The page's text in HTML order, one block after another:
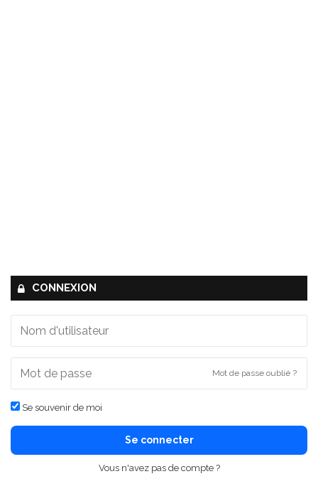
CONNEXION
Mot de passe oublié ?
Se souvenir de moi
Se connecter
Vous n'avez pas de compte ?